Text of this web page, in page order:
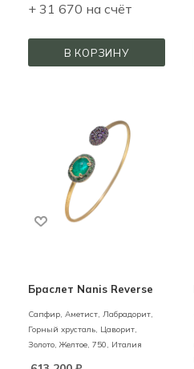
+ 31 670 на счёт
В КОРЗИНУ
Браслет Nanis Reverse
Сапфир, Аметист, Лабрадорит,
Горный хрусталь, Цаворит,
Золото, Желтое, 750, Италия